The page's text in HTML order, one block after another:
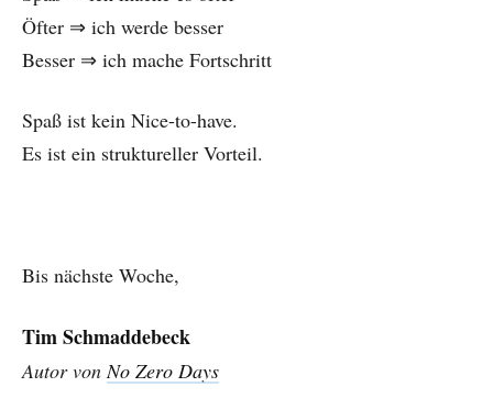
Öfter ⇒ ich werde besser
Besser ⇒ ich mache Fortschritt
Spaß ist kein Nice-to-have.
Es ist ein struktureller Vorteil.
Bis nächste Woche,
Tim Schmaddebeck
Autor vonNo Zero Days